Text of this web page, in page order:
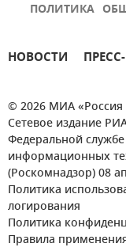
ПОЛИТИКА
НОВОСТИ
© 2026 МИА «Россия
Сетевое издание
Федеральной
информационных
(Роскомнадзор) 08
Политика
логирования
Политика
Правила